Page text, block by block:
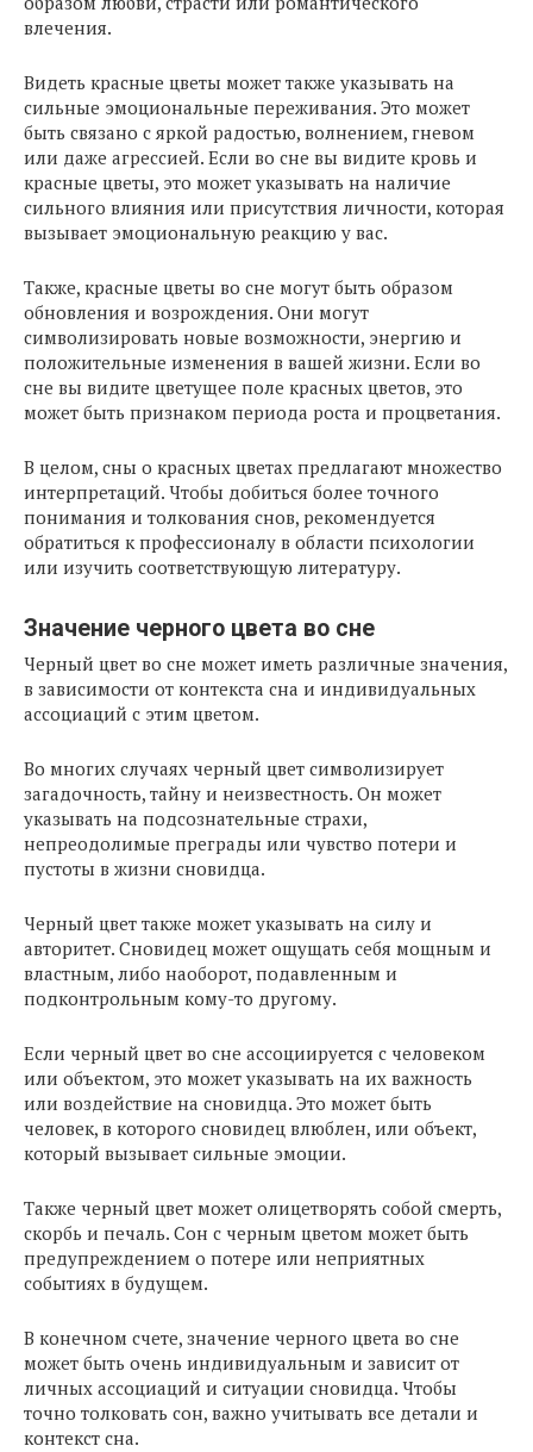
влечения.
Видеть красные цветы может также указывать на
сильные эмоциональные переживания. Это может
быть связано с яркой радостью, волнением, гневом
или даже агрессией. Если во сне вы видите кровь и
красные цветы, это может указывать на наличие
сильного влияния или присутствия личности, которая
вызывает эмоциональную реакцию у вас.
Также, красные цветы во сне могут быть образом
обновления и возрождения. Они могут
символизировать новые возможности, энергию и
положительные изменения в вашей жизни. Если во
сне вы видите цветущее поле красных цветов, это
может быть признаком периода роста и процветания.
В целом, сны о красных цветах предлагают множество
интерпретаций. Чтобы добиться более точного
понимания и толкования снов, рекомендуется
обратиться к профессионалу в области психологии
или изучить соответствующую литературу.
Значение черного цвета во сне
Черный цвет во сне может иметь различные значения,
в зависимости от контекста сна и индивидуальных
ассоциаций с этим цветом.
Во многих случаях черный цвет символизирует
загадочность, тайну и неизвестность. Он может
указывать на подсознательные страхи,
непреодолимые преграды или чувство потери и
пустоты в жизни сновидца.
Черный цвет также может указывать на силу и
авторитет. Сновидец может ощущать себя мощным и
властным, либо наоборот, подавленным и
подконтрольным кому-то другому.
Если черный цвет во сне ассоциируется с человеком
или объектом, это может указывать на их важность
или воздействие на сновидца. Это может быть
человек, в которого сновидец влюблен, или объект,
который вызывает сильные эмоции.
Также черный цвет может олицетворять собой смерть,
скорбь и печаль. Сон с черным цветом может быть
предупреждением о потере или неприятных
событиях в будущем.
В конечном счете, значение черного цвета во сне
может быть очень индивидуальным и зависит от
личных ассоциаций и ситуации сновидца. Чтобы
точно толковать сон, важно учитывать все детали и
контекст сна.